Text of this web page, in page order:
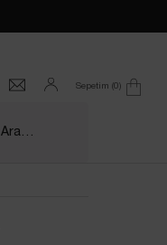
Sepetim 0
0 product in cart
Ara…